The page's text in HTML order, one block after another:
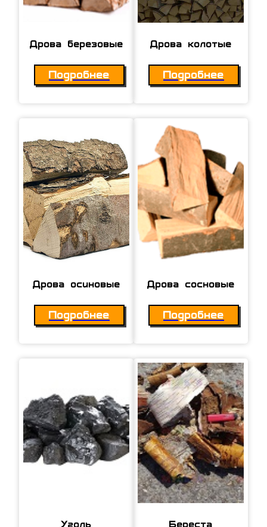
Дрова березовые
Подробнее
Дрова колотые
Подробнее
Дрова осиновые
Подробнее
Дрова сосновые
Подробнее
Уголь Береста